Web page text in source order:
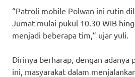
“Patroli mobile Polwan ini rutin
Jumat mulai pukul 10.30 WIB
menjadi beberapa tim,” ujar yuli.
Dirinya berharap, dengan adanya
ini, masyarakat dalam